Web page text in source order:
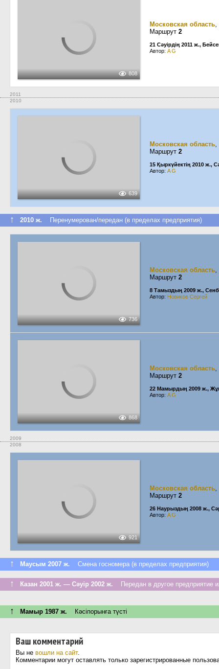
808
Московская область,
Маршрут 2
21 Сәуірдің 2011 ж.,
Автор: A G
2011
2010
639
Московская область,
Маршрут 2
15 Қыркүйектің 2010 ж.,
Автор: A G
↑ 2010 ж. Перенумерован/передан (в пределах предприятия)
736
Московская область,
Маршрут 2
8 Тамыздың 2009 ж.,
Автор: Новиков Сергей
868
Московская область,
Маршрут 2
22 Мамырдың 2009 ж.,
Автор: A G
2009
2008
921
Московская область,
Маршрут 2
26 Наурыздың 2008 ж.,
Автор: A G
↑ Маусым 2007 ж. Смена госномера (в пределах предприятия)
↑ Казан 2001 ж. — Сәуір 2002 ж. Передан в другое предприятие
↑ Мамыр 1987 ж. Кәсіпорынға түсті
Ваш комментарий
Вы не вошли на сайт.
Комментарии могут оставлять только зарегистрированные